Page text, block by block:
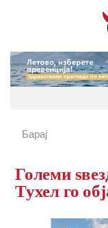
Големи
Тухел го